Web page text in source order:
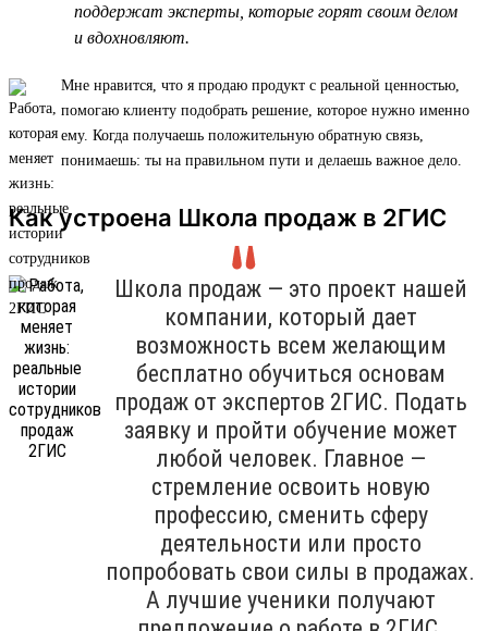
поддержат эксперты, которые горят своим делом
и вдохновляют.
Мне нравится, что я продаю продукт с реальной ценностью,
помогаю клиенту подобрать решение, которое нужно именно
ему. Когда получаешь положительную обратную связь,
понимаешь: ты на правильном пути и делаешь важное дело.
Как устроена Школа продаж в 2ГИС
Школа продаж — это проект нашей
компании, который дает
возможность всем желающим
бесплатно обучиться основам
продаж от экспертов 2ГИС. Подать
заявку и пройти обучение может
любой человек. Главное —
стремление освоить новую
профессию, сменить сферу
деятельности или просто
попробовать свои силы в продажах.
А лучшие ученики получают